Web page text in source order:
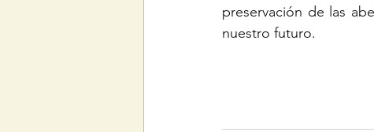
preservación de las
nuestro futuro.